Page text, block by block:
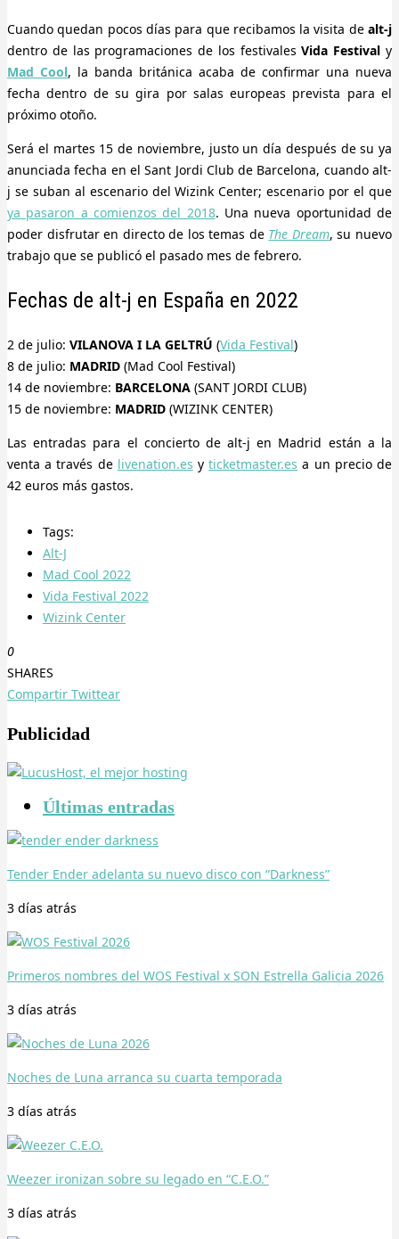
Cuando quedan pocos días para que recibamos la visita de alt-j
dentro de las programaciones de los festivalesVida Festival y
Mad Cool, la banda británica acaba de confirmar una nueva
fecha dentro de su gira por salas europeas prevista para el
próximo otoño.
Será el martes 15 de noviembre, justo un día después de su ya
anunciada fecha en el Sant Jordi Club de Barcelona, cuando alt-
j se suban al escenario del Wizink Center; escenario por el que
ya pasaron a comienzos del 2018. Una nueva oportunidad de
poder disfrutar en directo de los temas de The Dream, su nuevo
trabajo que se publicó el pasado mes de febrero.
Fechas de alt-j en España en 2022
2 de julio: VILANOVA I LA GELTRÚ (Vida Festival)
8 de julio: MADRID (Mad Cool Festival)
14 de noviembre: BARCELONA (SANT JORDI CLUB)
15 de noviembre: MADRID (WIZINK CENTER)
Las entradas para el concierto de alt-j en Madrid están a la
venta a través de livenation.es yticketmaster.es a un precio de
42 euros más gastos.
Tags:
Alt-J
Mad Cool 2022
Vida Festival 2022
Wizink Center
0
SHARES
Compartir Twittear
Publicidad
Últimas entradas
Tender Ender adelanta su nuevo disco con “Darkness”
3 días atrás
Primeros nombres del WOS Festival x SON Estrella Galicia 2026
3 días atrás
Noches de Luna arranca su cuarta temporada
3 días atrás
Weezer ironizan sobre su legado en “C.E.O.”
3 días atrás